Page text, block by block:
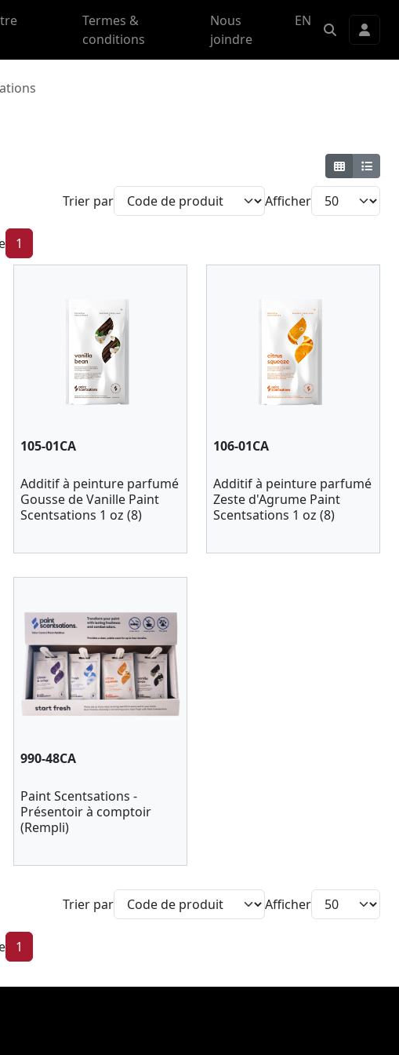
Termes &
conditions
Nous
joindre
EN
Trier par Afficher
1
105-01CA
Additif à peinture parfumé
Gousse de Vanille Paint
Scentsations 1 oz (8)
106-01CA
Additif à peinture parfumé
Zeste d'Agrume Paint
Scentsations 1 oz (8)
990-48CA
Paint Scentsations -
Présentoir à comptoir
(Rempli)
Trier par Afficher
1